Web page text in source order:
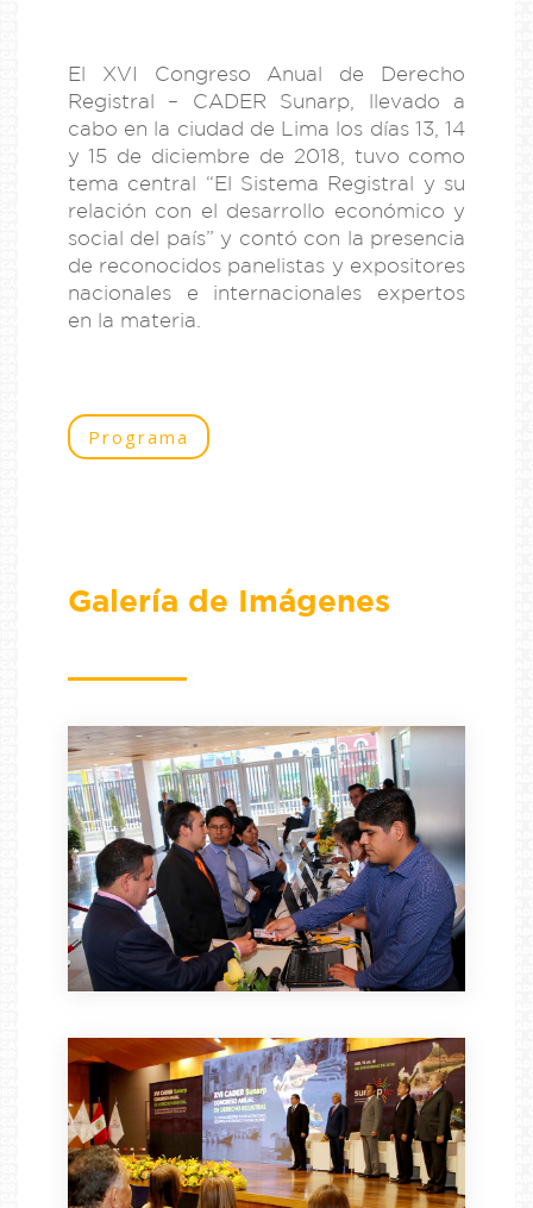
El XVI Congreso Anual de Derecho
Registral – CADER Sunarp, llevado a
cabo en la ciudad de Lima los días 13, 14
y 15 de diciembre de 2018, tuvo como
tema central “El Sistema Registral y su
relación con el desarrollo económico y
social del país” y contó con la presencia
de reconocidos panelistas y expositores
nacionales e internacionales expertos
en la materia.
Programa
Galería de Imágenes